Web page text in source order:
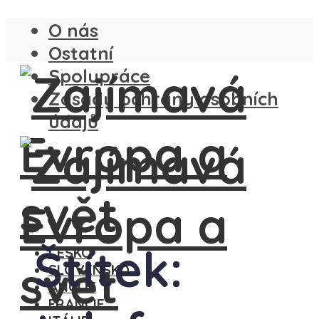
O nás
Ostatní
Spolupráce
Zásady ochrany osobních
údajů
ČESKO
SLOVENSKO
ANGLIE
FRANCIE
Štítek: